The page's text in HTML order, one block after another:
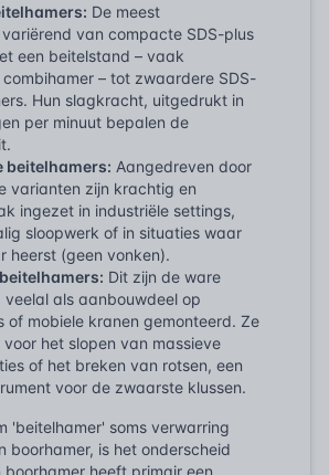
De meest
van compacte SDS-plus
een beitelstand – vaak
– tot zwaardere SDS-
Hun slagkracht, uitgedrukt in
per minuut bepalen de
beitelhamers: Aangedreven door
varianten zijn krachtig en
ingezet in industriële settings,
sloopwerk of in situaties waar
heerst (geen vonken).
Dit zijn de ware
als aanbouwdeel op
of mobiele kranen gemonteerd. Ze
het slopen van massieve
of het breken van rotsen, een
voor de zwaarste klussen.
'beitelhamer' soms verwarring
boorhamer, is het onderscheid
boorhamer heeft primair een